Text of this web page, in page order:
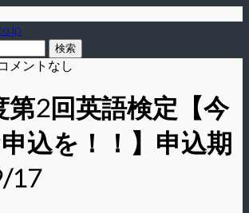
メントなし
第2回英語検定【今
込を！！】申込期
17